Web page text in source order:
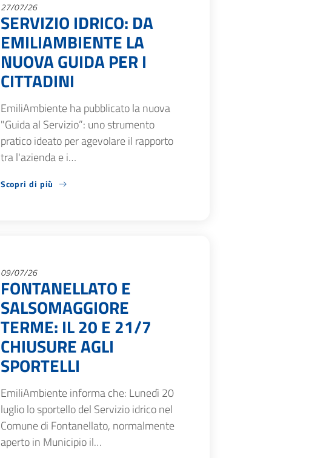
27/07/26
SERVIZIO IDRICO: DA
EMILIAMBIENTE LA
NUOVA GUIDA PER I
CITTADINI
EmiliAmbiente ha pubblicato la nuova
"Guida al Servizio”: uno strumento
pratico ideato per agevolare il rapporto
tra l'azienda e i…
Scopri di più
09/07/26
FONTANELLATO E
SALSOMAGGIORE
TERME: IL 20 E 21/7
CHIUSURE AGLI
SPORTELLI
EmiliAmbiente informa che: Lunedì 20
luglio lo sportello del Servizio idrico nel
Comune di Fontanellato, normalmente
aperto in Municipio il…